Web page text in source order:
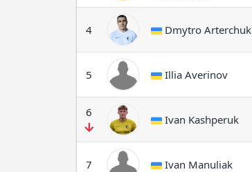
4 Dmytro Arterchuk
5 Illia Averinov
6
Ivan Kashperuk
7 Ivan Manuliak